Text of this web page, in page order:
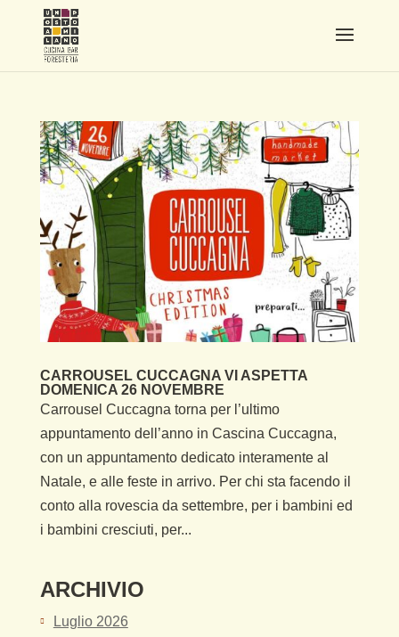
CARROUSEL CUCCAGNA VI ASPETTA
DOMENICA 26 NOVEMBRE
Carrousel Cuccagna torna per l’ultimo
appuntamento dell’anno in Cascina Cuccagna,
con un appuntamento dedicato interamente al
Natale, e alle feste in arrivo. Per chi sta facendo il
conto alla rovescia da settembre, per i bambini ed
i bambini cresciuti, per...
ARCHIVIO
Luglio 2026